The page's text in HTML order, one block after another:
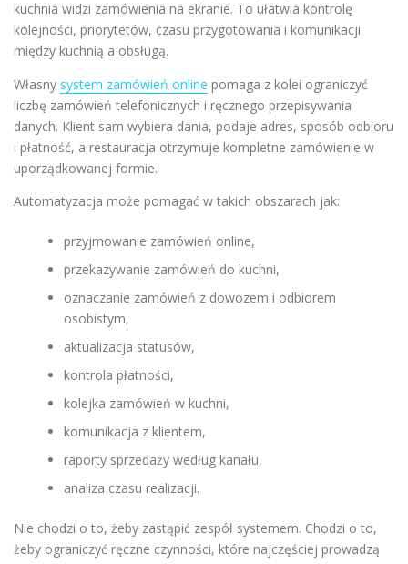
kuchnia widzi zamówienia na ekranie. To ułatwia kontrolę
kolejności, priorytetów, czasu przygotowania i komunikacji
między kuchnią a obsługą.
Własny system zamówień online pomaga z kolei ograniczyć
liczbę zamówień telefonicznych i ręcznego przepisywania
danych. Klient sam wybiera dania, podaje adres, sposób odbioru
i płatność, a restauracja otrzymuje kompletne zamówienie w
uporządkowanej formie.
Automatyzacja może pomagać w takich obszarach jak:
przyjmowanie zamówień online,
przekazywanie zamówień do kuchni,
oznaczanie zamówień z dowozem i odbiorem
osobistym,
aktualizacja statusów,
kontrola płatności,
kolejka zamówień w kuchni,
komunikacja z klientem,
raporty sprzedaży według kanału,
analiza czasu realizacji.
Nie chodzi o to, żeby zastąpić zespół systemem. Chodzi o to,
żeby ograniczyć ręczne czynności, które najczęściej prowadzą